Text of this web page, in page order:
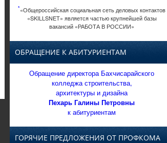
*«Общероссийская социальная сеть деловых контактов
«SKILLSNET» является частью крупнейшей базы
вакансий «РАБОТА В РОССИИ»
ОБРАЩЕНИЕ К АБИТУРИЕНТАМ
Обращение директора Бахчисарайского
колледжа строительства,
архитектуры и дизайна
Пехарь Галины Петровны
к абитуриентам
ГОРЯЧИЕ ПРЕДЛОЖЕНИЯ ОТ ПРОФКОМА